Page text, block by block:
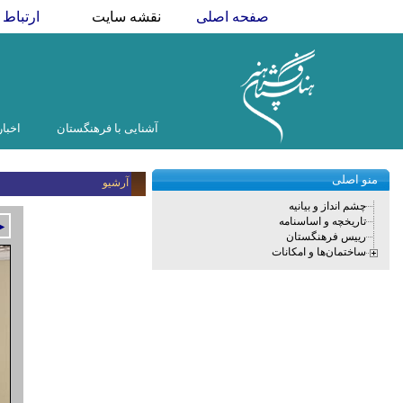
صفحه اصلی نقشه سایت
آشنایی با فرهنگستان
آرشیو منو اصلی
چشم انداز و بیانیه
تاریخچه و اساسنامه
رییس فرهنگستان
ساختمان‌ها و امکانات